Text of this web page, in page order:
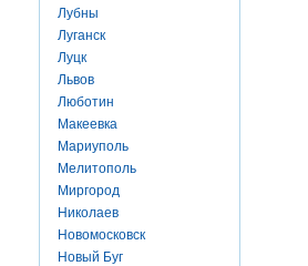
Лубны
Луганск
Луцк
Львов
Люботин
Макеевка
Мариуполь
Мелитополь
Миргород
Николаев
Новомосковск
Новый Буг